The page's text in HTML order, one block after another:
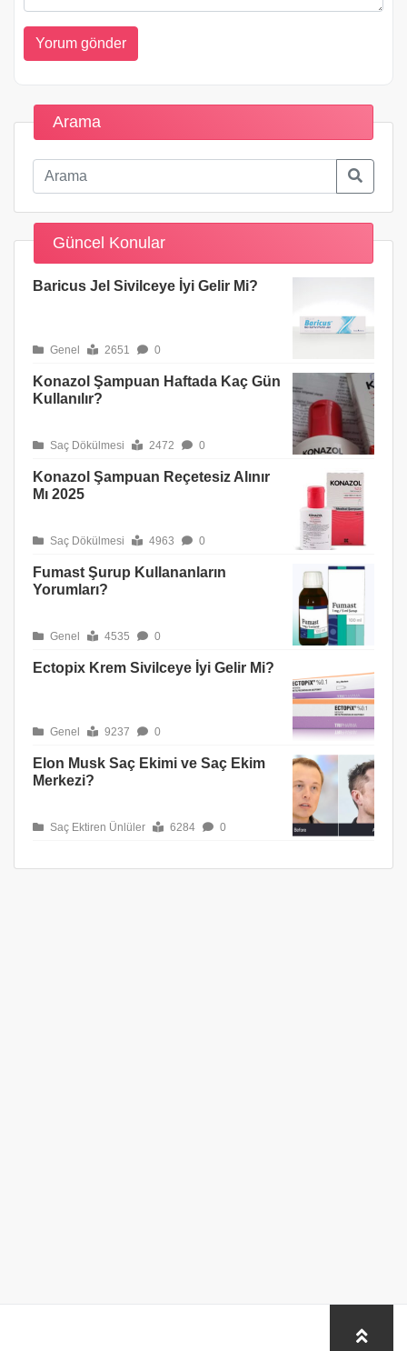
Arama
Güncel Konular
Baricus Jel Sivilceye İyi Gelir Mi?
Genel 2651 0
Konazol Şampuan Haftada Kaç Gün
Kullanılır?
Saç Dökülmesi 2472 0
Konazol Şampuan Reçetesiz Alınır
Mı 2025
Saç Dökülmesi 4963 0
Fumast Şurup Kullananların
Yorumları?
Genel 4535 0
Ectopix Krem Sivilceye İyi Gelir Mi?
Genel 9237 0
Elon Musk Saç Ekimi ve Saç Ekim
Merkezi?
Saç Ektiren Ünlüler 6284 0